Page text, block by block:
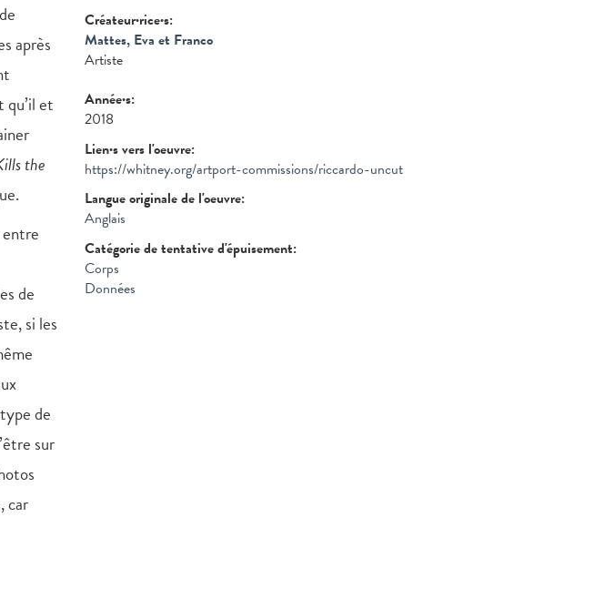
après
et
the
de
si les
de
sur
car
Créateur·rice·s:
Mattes, Eva et Franco
Artiste
Année·s:
2018
Lien·s vers l'oeuvre:
https://whitney.org/artport-commissions/riccardo-uncut
Langue originale de l'oeuvre:
Anglais
Catégorie de tentative d'épuisement:
Corps
Données